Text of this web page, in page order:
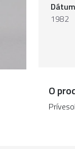
1982
O